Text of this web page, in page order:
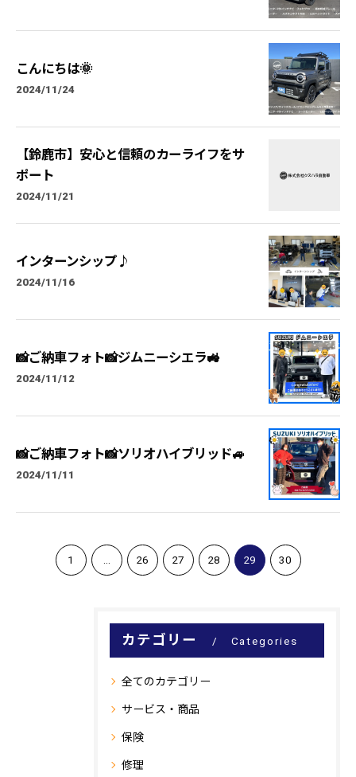
こんにちは🌞
2024/11/24
【鈴鹿市】安心と信頼のカーライフをサ
ポート
2024/11/21
インターンシップ♪
2024/11/16
📸ご納車フォト📸ジムニーシエラ🚜
2024/11/12
📸ご納車フォト📸ソリオハイブリッド🚙
2024/11/11
1 26 27 28 29 30
カテゴリー Categories
全てのカテゴリー
サービス・商品
保険
修理